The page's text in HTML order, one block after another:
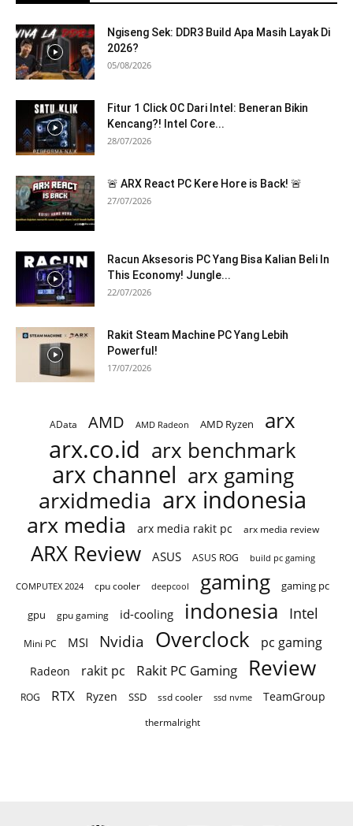
Ngiseng Sek: DDR3 Build Apa Masih Layak Di
2026?
05/08/2026
Fitur 1 Click OC Dari Intel: Beneran Bikin
Kencang?! Intel Core...
28/07/2026
🚨 ARX React PC Kere Hore is Back! 🚨
27/07/2026
Racun Aksesoris PC Yang Bisa Kalian Beli In
This Economy! Jungle...
22/07/2026
Rakit Steam Machine PC Yang Lebih
Powerful!
17/07/2026
AData AMD AMD Radeon AMD Ryzen arx
arx.co.id arx benchmark
arx channel arx gaming
arxidmedia arx indonesia
arx media arx media rakit pc arx media review
ARX Review ASUS ASUS ROG build pc gaming
COMPUTEX 2024 cpu cooler deepcool gaming gaming pc
gpu gpu gaming id-cooling indonesia Intel
Mini PC MSI Nvidia Overclock pc gaming
Radeon rakit pc Rakit PC Gaming Review
ROG RTX Ryzen SSD ssd cooler ssd nvme TeamGroup
thermalright